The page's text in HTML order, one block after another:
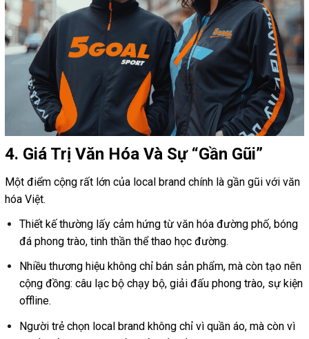
4. Giá Trị Văn Hóa Và Sự “Gần Gũi”
Một điểm cộng rất lớn của local brand chính là gần gũi với văn
hóa Việt.
Thiết kế thường lấy cảm hứng từ văn hóa đường phố, bóng
đá phong trào, tinh thần thể thao học đường.
Nhiều thương hiệu không chỉ bán sản phẩm, mà còn tạo nên
cộng đồng: câu lạc bộ chạy bộ, giải đấu phong trào, sự kiện
offline.
Người trẻ chọn local brand không chỉ vì quần áo, mà còn vì